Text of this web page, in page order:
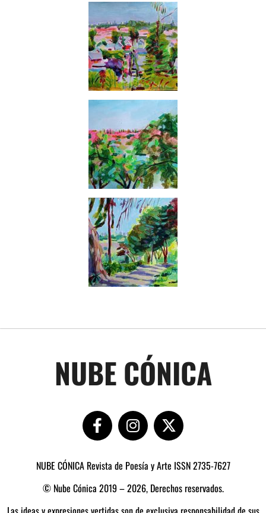
NUBE CÓNICA
NUBE CÓNICA Revista de Poesía y Arte ISSN 2735-7627
© Nube Cónica 2019 – 2026, Derechos reservados.